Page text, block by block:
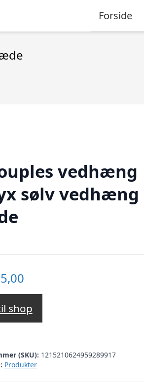
Forside
vedhæng
sølv
shop
(SKU): 1215210624959289917
Produkter